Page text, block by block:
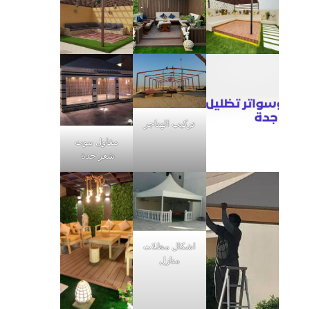
تركيب الهناجر
مقاول بيوت
شعر جدة
اشكال مظلات
منازل